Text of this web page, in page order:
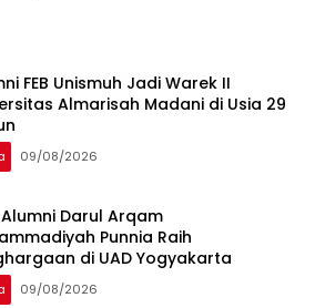
FEB Unismuh Jadi Warek II
Almarisah Madani di Usia 29
09/08/2026
Darul Arqam
Punnia Raih
di UAD Yogyakarta
09/08/2026